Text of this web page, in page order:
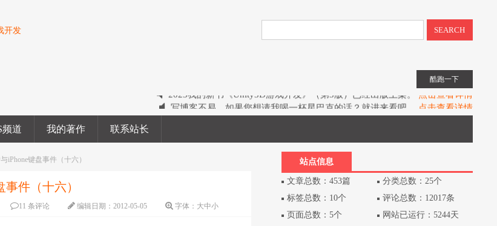
开发 SEARCH
酷跑一下
写博客不易，如果您想请我喝一杯星巴克的话？就进来看吧。 点击查看详情
2022我的电子书教程《UIToolkit下一代UI系统》全网上架。点击查看详情
频道 我的著作 联系站长
iPhone键盘事件（十六）
件（十六）
11 条评论 编辑日期：2012-05-05 字体： 大中小
站点信息
文章总数：453篇
分类总数：25个
标签总数：10个
评论总数：12017条
页面总数：5个
网站已运行：5244天